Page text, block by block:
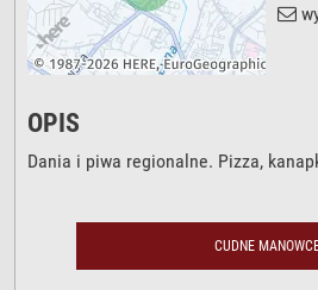
OPIS
Dania i piwa regionalne. Pizza,
CUDNE